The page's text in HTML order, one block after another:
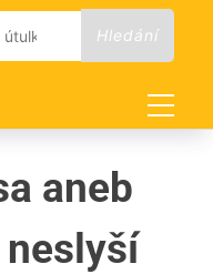
aneb
neslyší